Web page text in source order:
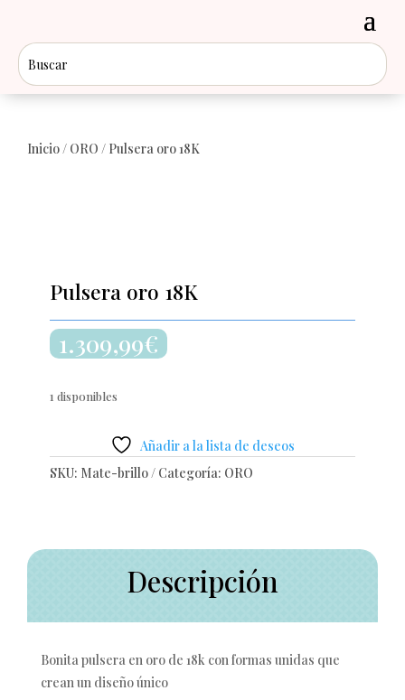
Inicio/ ORO / Pulsera oro 18K
Pulsera oro 18K
1.309,99€
1 disponibles
Añadir a la lista de deseos
SKU: Mate-brillo Categoría: ORO
Descripción
Bonita pulsera en oro de 18k con formas unidas que
crean un diseño único